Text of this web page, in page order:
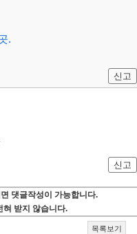
.
신고
신고
댓글작성이 가능합니다.
혀 받지 않습니다.
목록보기